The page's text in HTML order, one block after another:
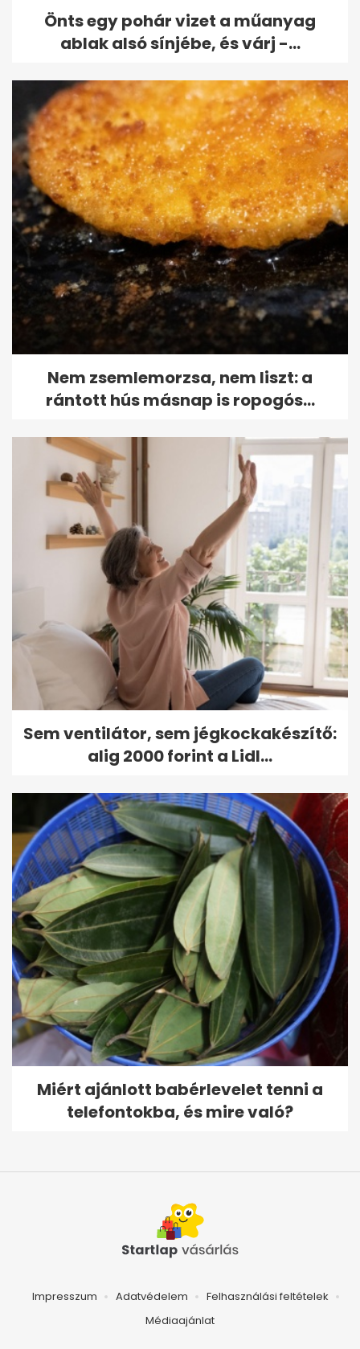
Önts egy pohár vizet a műanyag
ablak alsó sínjébe, és várj -...
Nem zsemlemorzsa, nem liszt: a
rántott hús másnap is ropogós...
Sem ventilátor, sem jégkockakészítő:
alig 2000 forint a Lidl...
Miért ajánlott babérlevelet tenni a
telefontokba, és mire való?
Impresszum Adatvédelem
Felhasználási feltételek
Médiaajánlat